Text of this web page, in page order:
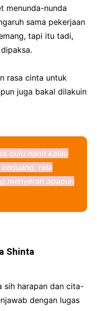
menunda-nunda
sama pekerjaan
tapi itu tadi,
rasa cinta untuk
juga bakal dilakuin
dulu nanti kalau
rela
menyerah apapun
Shinta
sih harapan dan cita-
dengan lugas